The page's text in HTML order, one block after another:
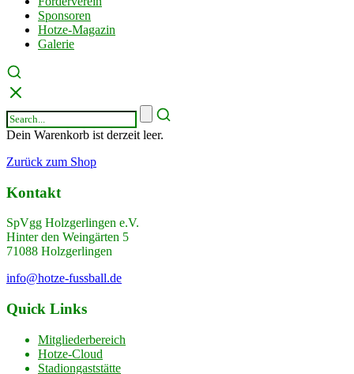
Sponsoren
Hotze-Magazin
Galerie
Dein Warenkorb ist derzeit leer.
Zurück zum Shop
Kontakt
SpVgg Holzgerlingen e.V.
Hinter den Weingärten 5
71088 Holzgerlingen
info@hotze-fussball.de
Quick Links
Mitgliederbereich
Hotze-Cloud
Stadiongaststätte